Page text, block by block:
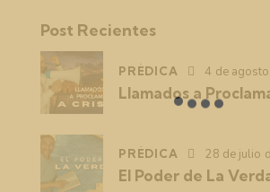
Post Recientes
PRÉDICA 4 de
Llamados a
PRÉDICA 28 de julio
El Poder de La